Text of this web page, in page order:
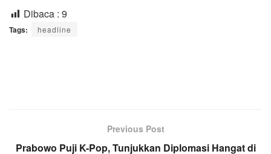
Dibaca : 9
Tags: headline
Previous Post
Prabowo Puji K-Pop, Tunjukkan Diplomasi Hangat di